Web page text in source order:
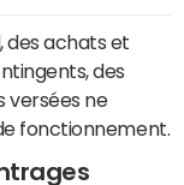
des achats et
des
versées ne
fonctionnement.